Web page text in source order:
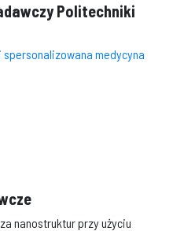
Politechniki
spersonalizowana medycyna
nanostruktur przy użyciu